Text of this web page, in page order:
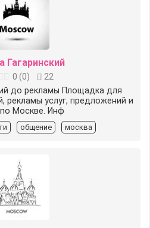
Гагаринский
0 (0)
22
до рекламы Площадка для
рекламы услуг, предложений и
Москве. Инф
общение москва